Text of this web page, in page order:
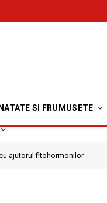
SI FRUMUSETE
ajutorul fitohormonilor